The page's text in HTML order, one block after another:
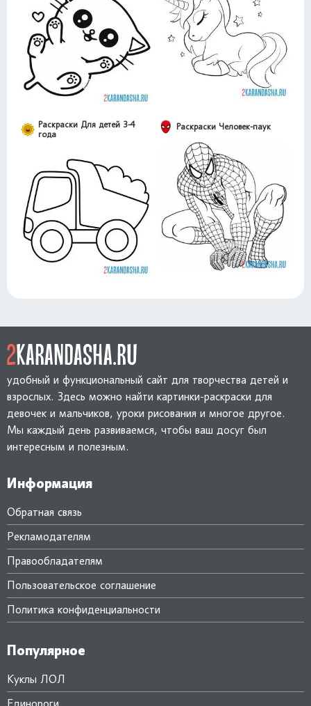
Раскраски Для детей 3-4
года
Раскраски Человек-паук
удобный и функциональный сайт для творчества детей и
взрослых. Здесь можно найти картинки-раскраски для
девочек и мальчиков, уроки рисования и многое другое.
Мы каждый день развиваемся, чтобы ваш досуг был
интересным и полезным.
Информация
Обратная связь
Рекламодателям
Правообладателям
Пользовательское соглашение
Политика конфиденциальности
Популярное
Куклы ЛОЛ
Единороги